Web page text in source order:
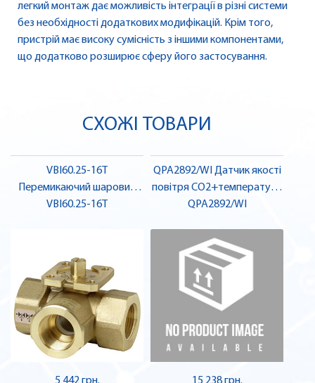
легкий монтаж дає можливість інтеграції в різні системи
без необхідності додаткових модифікацій. Крім того,
пристрій має високу сумісність з іншими компонентами,
що додатково розширює сферу його застосування.
СХОЖІ ТОВАРИ
VBI60.25-16T
Перемикаючий шаровий
клапан, 3-ход., PN40, DN25,
VBI60.25-16T
QPA2892/WI Датчик якості
повітря CO2+температури
в приміщенні | SIEMENS
QPA2892/WI